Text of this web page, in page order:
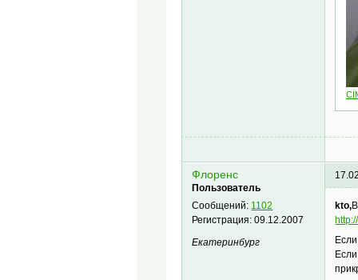
Флоренс
Пользователь
Сообщений: 1102
Регистрация:09.12.2007
Екатеринбург
kto,